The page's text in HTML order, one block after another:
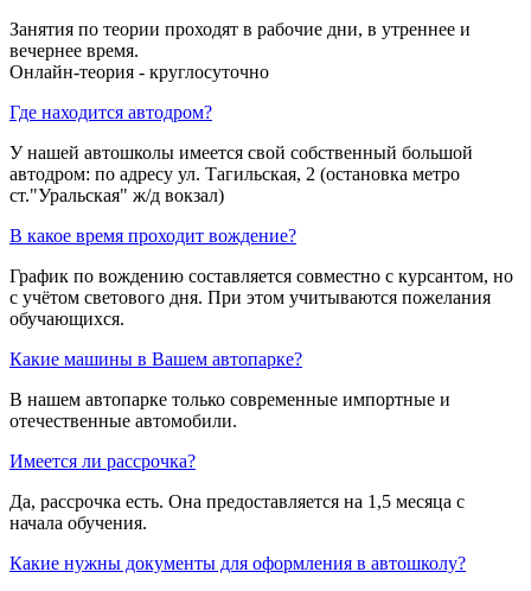
Занятия по теории проходят в рабочие дни, в утреннее и
вечернее время.
Онлайн-теория - круглосуточно
Где находится автодром?
У нашей автошколы имеется свой собственный большой
автодром: по адресу ул. Тагильская, 2 (остановка метро
ст."Уральская" ж/д вокзал)
В какое время проходит вождение?
График по вождению составляется совместно с курсантом, но
с учётом светового дня. При этом учитываются пожелания
обучающихся.
Какие машины в Вашем автопарке?
В нашем автопарке только современные импортные и
отечественные автомобили.
Имеется ли рассрочка?
Да, рассрочка есть. Она предоставляется на 1,5 месяца с
начала обучения.
Какие нужны документы для оформления в автошколу?